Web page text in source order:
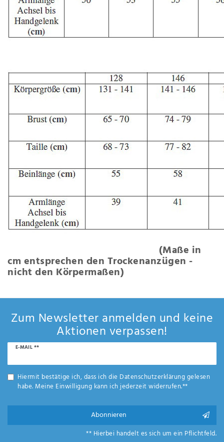
(Maße in
cm entsprechen den Trockenanzügen -
nicht den Körpermaßen)
Zum Newsletter anmelden und keine
Aktionen verpassen!
E-MAIL **
Newsletter
Hiermit bestätige ich, dass ich die Daten­schutz­erklärunggelesen
habe. Meine Einwilligung kann ich jederzeit widerrufen.**
Abonnieren
** Hierbei handelt es sich um ein Pflichtfeld.